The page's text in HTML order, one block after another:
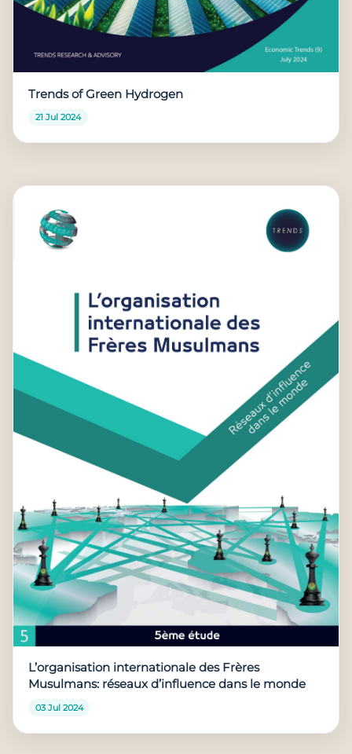
Trends of Green Hydrogen
21 Jul 2024
L’organisation internationale des Frères
Musulmans: réseaux d’influence dans le monde
03 Jul 2024